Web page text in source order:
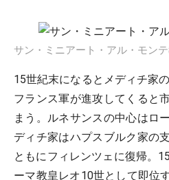
サン・ミニアート・アル・モン
15世紀末になるとメディチ家
フランス軍が進攻してくると
まう。ルネサンスの中心はロ
ディチ家はハプスブルク家の
ともにフィレンツェに復帰。
ーマ教皇レオ10世として即位